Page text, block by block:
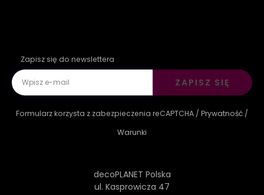
Zapisz się do newslettera
ZAPISZ SIĘ
Formularz korzysta z zabezpieczenia reCAPTCHA / Prywatność /
Warunki
decoPLANET Polska
ul. Kasprowicza 47